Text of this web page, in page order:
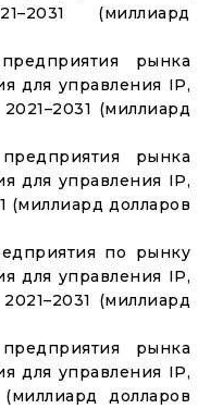
(миллиард
рынка
для управления IP,
(миллиард
рынка
для управления IP,
(миллиард долларов
по рынку
для управления IP,
(миллиард
рынка
для управления IP,
долларов